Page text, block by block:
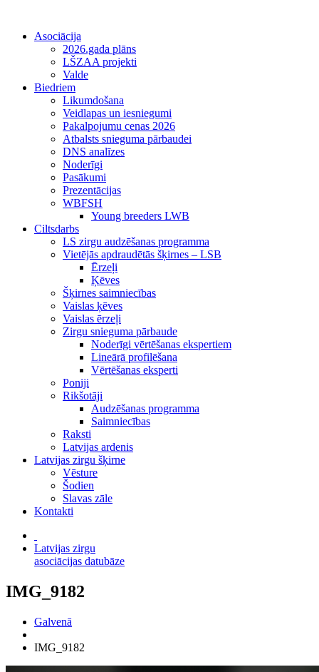
Asociācija
2026.gada plāns
LŠZAA projekti
Valde
Biedriem
Likumdošana
Veidlapas un iesniegumi
Pakalpojumu cenas 2026
Atbalsts snieguma pārbaudei
DNS analīzes
Noderīgi
Pasākumi
Prezentācijas
WBFSH
Young breeders LWB
Ciltsdarbs
LS zirgu audzēšanas programma
Vietējās apdraudētās šķirnes – LSB
Ērzeļi
Ķēves
Šķirnes saimniecības
Vaislas ķēves
Vaislas ērzeļi
Zirgu snieguma pārbaude
Noderīgi vērtēšanas ekspertiem
Lineārā profilēšana
Vērtēšanas eksperti
Poniji
Rikšotāji
Audzēšanas programma
Saimniecības
Raksti
Latvijas ardenis
Latvijas zirgu šķirne
Vēsture
Šodien
Slavas zāle
Kontakti
Latvijas zirgu
asociācijas datubāze
IMG_9182
Galvenā
IMG_9182